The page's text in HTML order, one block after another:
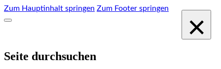
Zum Hauptinhalt springen Zum Footer springen
Seite durchsuchen
×